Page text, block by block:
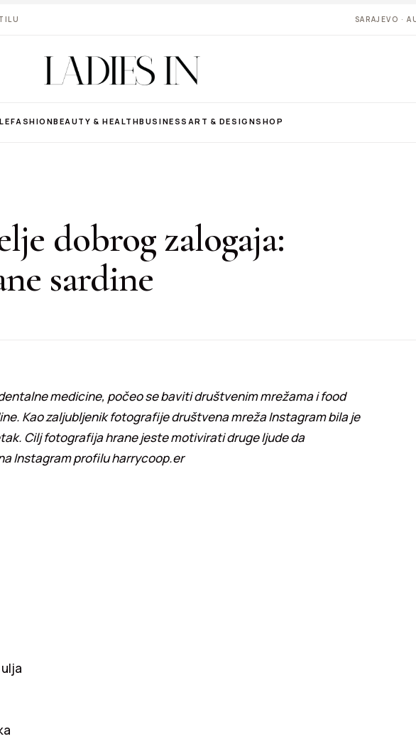
SARAJEVO ·
FASHIONBEAUTY & HEALTHBUSINESS ART & DESIGNSHOP
dobrog zalogaja:
sardine
medicine, počeo se baviti društvenim mrežama i food
Kao zaljubljenik fotografije društvena mreža Instagram bila je
Cilj fotografija hrane jeste motivirati druge ljude da
Instagram profilu harrycoop.er